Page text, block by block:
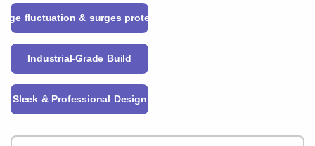
fluctuation & surges protection
Industrial-Grade Build
Sleek & Professional Design